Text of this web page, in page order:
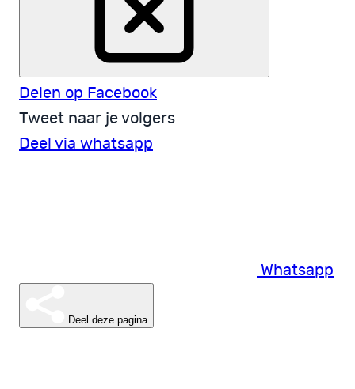
Delen op Facebook
Tweet naar je volgers
Deel via whatsapp
Whatsapp
Deel deze pagina